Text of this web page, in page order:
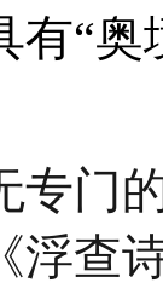
有“
专门
浮查